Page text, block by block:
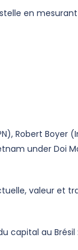
en
Robert Boyer
under Doi
valeur et
capital au